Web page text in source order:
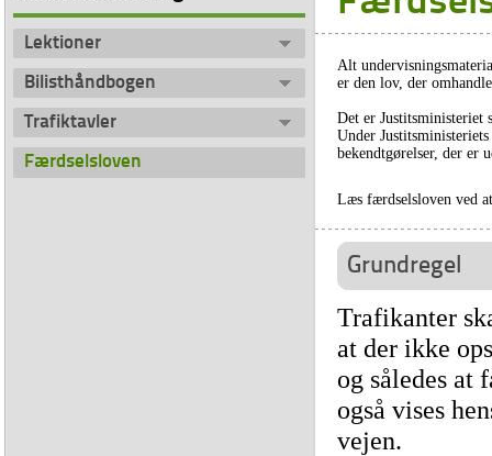
Lektioner
Bilisthåndbogen
Trafiktavler
Færdselsloven
Alt
er den lov, der
Det er Justitsministeriet
Under
bekendtgørelser, der er
Læs færdselsloven ved
Grundregel
Trafikanter
at der ikke
og således at
også vises
vejen.